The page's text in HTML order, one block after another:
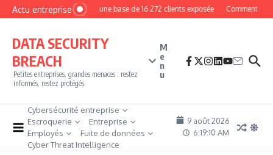
Aller au contenu
Actu entrepriseMyPhoto : une base de 16 272 clients exposée Comment
DATA SECURITY
BREACH
Petites entreprises, grandes menaces : restez
informés, restez protégés
M
e
n
u
Cybersécurité entreprise
Escroquerie
Entreprise
Employés
Fuite de données
Cyber Threat Intelligence
9 août 2026
6:19:11 AM